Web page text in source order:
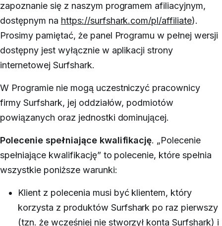
zapoznanie się z naszym programem afiliacyjnym,
dostępnym na https://surfshark.com/pl/affiliate).
Prosimy pamiętać, że panel Programu w pełnej wersji
dostępny jest wyłącznie w aplikacji strony
internetowej Surfshark.
W Programie nie mogą uczestniczyć pracownicy
firmy Surfshark, jej oddziałów, podmiotów
powiązanych oraz jednostki dominującej.
Polecenie spełniające kwalifikację. „Polecenie
spełniające kwalifikację” to polecenie, które spełnia
wszystkie poniższe warunki:
Klient z polecenia musi być klientem, który
korzysta z produktów Surfshark po raz pierwszy
(tzn. że wcześniej nie stworzył konta Surfshark) i